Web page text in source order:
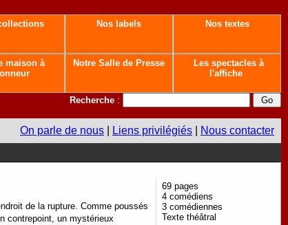
Nos labels Nos textes
maison à
Notre Salle de Presse
Les spectacles à
l'affiche
Recherche :
On parle de nous Liens privilégiés Nous contacter
de la rupture. Comme poussés
contrepoint, un mystérieux
69 pages
4 comédiens
3 comédiennes
Texte théâtral